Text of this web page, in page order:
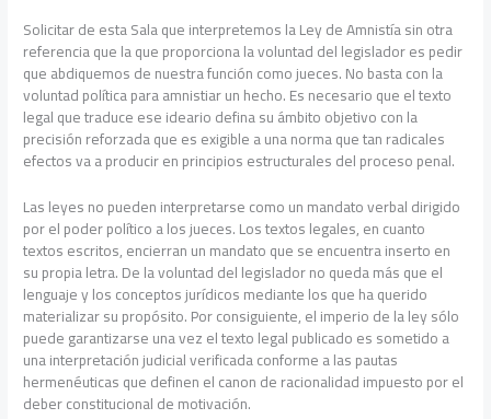
Solicitar de esta Sala que interpretemos la Ley de Amnistía sin otra
referencia que la que proporciona la voluntad del legislador es pedir
que abdiquemos de nuestra función como jueces. No basta con la
voluntad política para amnistiar un hecho. Es necesario que el texto
legal que traduce ese ideario defina su ámbito objetivo con la
precisión reforzada que es exigible a una norma que tan radicales
efectos va a producir en principios estructurales del proceso penal.
Las leyes no pueden interpretarse como un mandato verbal dirigido
por el poder político a los jueces. Los textos legales, en cuanto
textos escritos, encierran un mandato que se encuentra inserto en
su propia letra. De la voluntad del legislador no queda más que el
lenguaje y los conceptos jurídicos mediante los que ha querido
materializar su propósito. Por consiguiente, el imperio de la ley sólo
puede garantizarse una vez el texto legal publicado es sometido a
una interpretación judicial verificada conforme a las pautas
hermenéuticas que definen el canon de racionalidad impuesto por el
deber constitucional de motivación.